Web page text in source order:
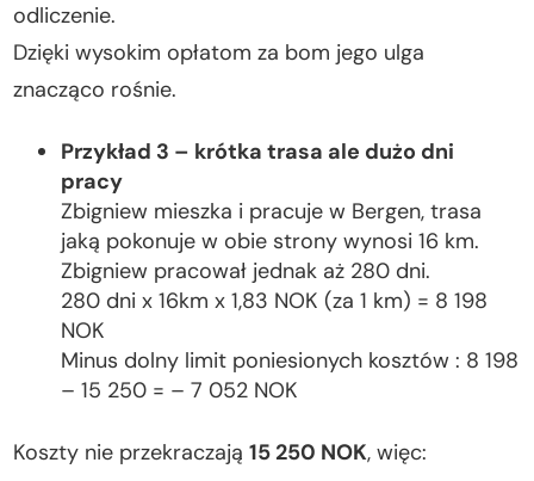
odliczenie.
Dzięki wysokim opłatom za bom jego ulga
znacząco rośnie.
Przykład 3 – krótka trasa ale dużo dni
pracy
Zbigniew mieszka i pracuje w Bergen, trasa
jaką pokonuje w obie strony wynosi 16 km.
Zbigniew pracował jednak aż 280 dni.
280 dni x 16km x 1,83 NOK (za 1 km) = 8 198
NOK
Minus dolny limit poniesionych kosztów : 8 198
– 15 250 = – 7 052 NOK
Koszty nie przekraczają15 250 NOK, więc: